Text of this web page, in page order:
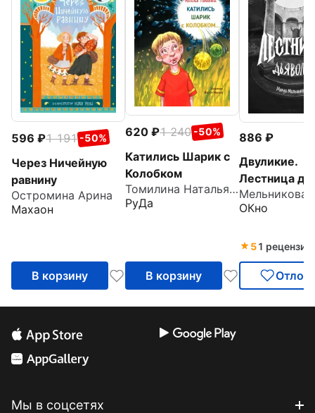
596 1 191 -50%
Через Ничейную
равнину
Остромина Арина
Махаон
В корзину
620 1 240 -50%
Катились Шарик с
Колобком
Томилина Наталья Юрьевна
РуДа
В корзину
886
Двуликие.
Лестница
ОКно
51 рецензия
Мы в соцсетях